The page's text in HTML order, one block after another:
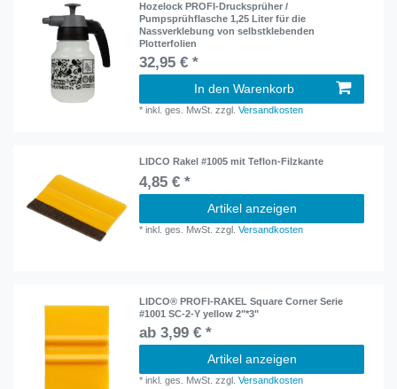
Hozelock PROFI-Drucksprüher /
Pumpsprühflasche 1,25 Liter für die
Nassverklebung von selbstklebenden
Plotterfolien
32,95 € *
In den Warenkorb
*inkl. ges. MwSt. zzgl.Versandkosten
LIDCO Rakel #1005 mit Teflon-Filzkante
4,85 € *
Artikel anzeigen
*inkl. ges. MwSt. zzgl.Versandkosten
LIDCO® PROFI-RAKEL Square Corner Serie
#1001 SC-2-Y yellow 2"*3"
ab 3,99 € *
Artikel anzeigen
*inkl. ges. MwSt. zzgl.Versandkosten